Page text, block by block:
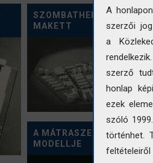
SZOMBATHELY.
MAKETT
A MÁTRASZENTIMREI
MODELLJE
A
szerzői
a
szerző
honlap
ezek
szóló
történhet.
feltételeiről